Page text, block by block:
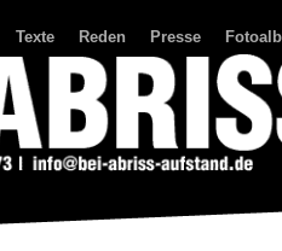
Texte Reden Presse